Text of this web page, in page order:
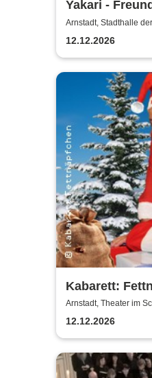
Yakari -
Das Musical
Familie
Arnstadt, Stadthalle
12.12.2026
Kabarett:
Arnstadt, Theater im
12.12.2026